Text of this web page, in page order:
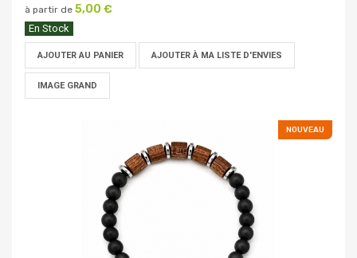
à partir de 5,00 €
En Stock
AJOUTER AU PANIER AJOUTER À MA LISTE D'ENVIES
IMAGE GRAND
NOUVEAU